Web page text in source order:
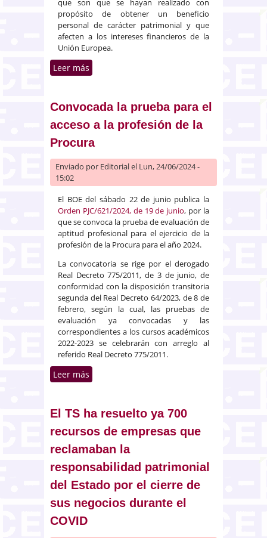
propósito de obtener un beneficio
personal de carácter patrimonial y que
afecten a los intereses financieros de la
Unión Europea.
Leer más
públicos en la causa del “procés”
Convocada la prueba para el
acceso a la profesión de la
Procura
Enviado por Editorialel Lun, 24/06/2024 -
15:02
El BOE del sábado 22 de junio publica la
Orden PJC/621/2024, de 19 de junio, por la
que se convoca la prueba de evaluación de
aptitud profesional para el ejercicio de la
profesión de la Procura para el año 2024.
La convocatoria se rige por el derogado
Real Decreto 775/2011, de 3 de junio, de
conformidad con la disposición transitoria
segunda del Real Decreto 64/2023, de 8 de
febrero, según la cual, las pruebas de
evaluación ya convocadas y las
correspondientes a los cursos académicos
2022-2023 se celebrarán con arreglo al
referido Real Decreto 775/2011.
Leer más
El TS ha resuelto ya 700
recursos de empresas que
reclamaban la
responsabilidad patrimonial
del Estado por el cierre de
sus negocios durante el
COVID